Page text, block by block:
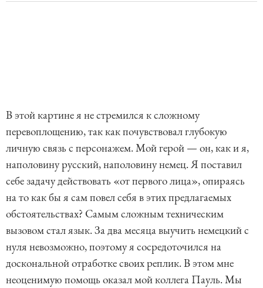
В этой картине я не стремился к сложному
перевоплощению, так как почувствовал глубокую
личную связь с персонажем. Мой герой — он, как и я,
наполовину русский, наполовину немец. Я поставил
себе задачу действовать «от первого лица», опираясь
на то как бы я сам повел себя в этих предлагаемых
обстоятельствах? Самым сложным техническим
вызовом стал язык. За два месяца выучить немецкий с
нуля невозможно, поэтому я сосредоточился на
доскональной отработке своих реплик. В этом мне
неоценимую помощь оказал мой коллега Пауль. Мы